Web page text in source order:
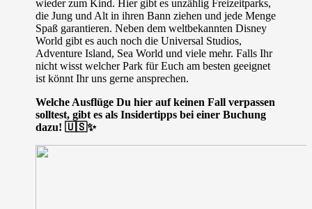
wieder zum Kind. Hier gibt es unzählig Freizeitparks,
die Jung und Alt in ihren Bann ziehen und jede Menge
Spaß garantieren. Neben dem weltbekannten Disney
World gibt es auch noch die Universal Studios,
Adventure Island, Sea World und viele mehr. Falls Ihr
nicht wisst welcher Park für Euch am besten geeignet
ist könnt Ihr uns gerne ansprechen.
Welche Ausflüge Du hier auf keinen Fall verpassen
solltest, gibt es als Insidertipps bei einer Buchung
dazu! 🇺🇸✨